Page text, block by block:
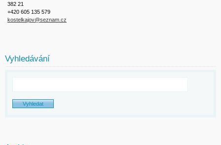
382 21
+420 605 135 579
kostelkajov@seznam.cz
Vyhledávání